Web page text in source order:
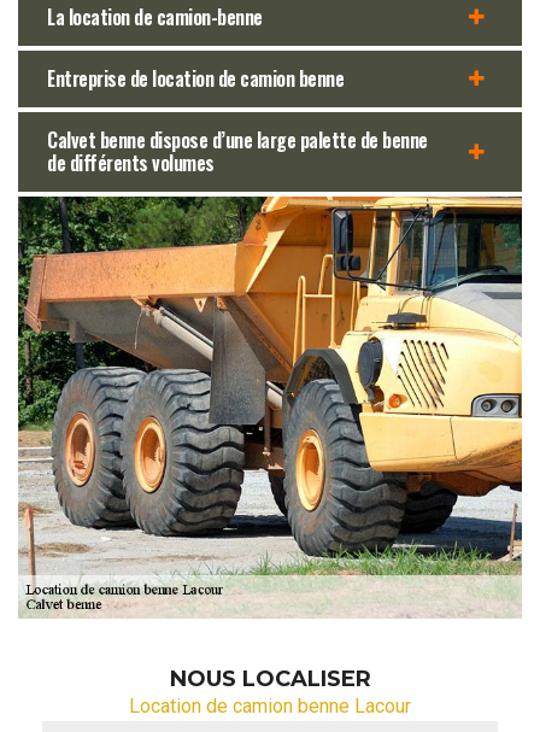
La location de camion-benne
Entreprise de location de camion benne
Calvet benne dispose d’une large palette de benne
de différents volumes
NOUS LOCALISER
Location de camion benne Lacour